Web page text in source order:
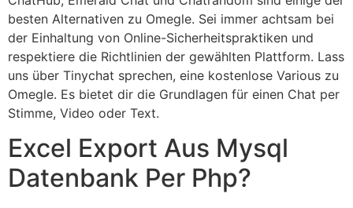
besten Alternativen zu Omegle. Sei immer achtsam bei
der Einhaltung von Online-Sicherheitspraktiken und
respektiere die Richtlinien der gewählten Plattform. Lass
uns über Tinychat sprechen, eine kostenlose Various zu
Omegle. Es bietet dir die Grundlagen für einen Chat per
Stimme, Video oder Text.
Excel Export Aus Mysql
Datenbank Per Php?